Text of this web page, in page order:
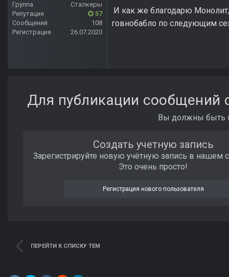
Группа
Сталкеры
Репутация
57
Сообщений
108
Регистрация
26.07.2020
И как же благодарю
говнобабло по следующим
Для публикации сообщений
Вы должны быть
Создать учетную запись
Зарегистрируйте новую учётную запись в нашем
Это очень просто!
Регистрация нового пользователя
ПЕРЕЙТИ К СПИСКУ ТЕМ